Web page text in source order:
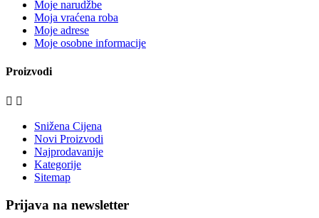
Moje narudžbe
Moja vraćena roba
Moje adrese
Moje osobne informacije
Proizvodi
 
Snižena Cijena
Novi Proizvodi
Najprodavanije
Kategorije
Sitemap
Prijava na newsletter